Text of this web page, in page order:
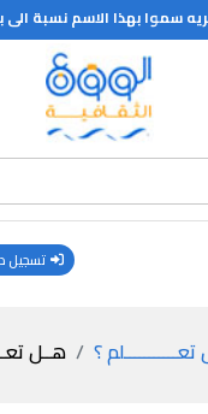
سموا بهذا الاسم نسبة الى
تسجيل
؟ هــل